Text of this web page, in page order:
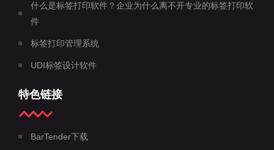
什么是标签打印软件？企业为什么离不开专业的标签打印软
件
标签打印管理系统
UDI标签设计软件
特色链接
BarTender下载